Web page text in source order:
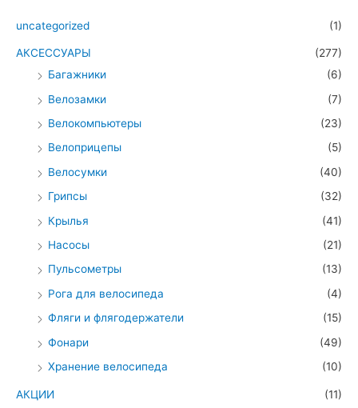
uncategorized (1)
АКСЕССУАРЫ
(277)
Багажники
(6)
Велозамки
(7)
Велокомпьютеры
(23)
Велоприцепы
(5)
Велосумки
(40)
Грипсы
(32)
Крылья
(41)
Насосы
(21)
Пульсометры
(13)
Рога для велосипеда
(4)
Фляги и флягодержатели
(15)
Фонари
(49)
Хранение велосипеда
(10)
АКЦИИ (11)